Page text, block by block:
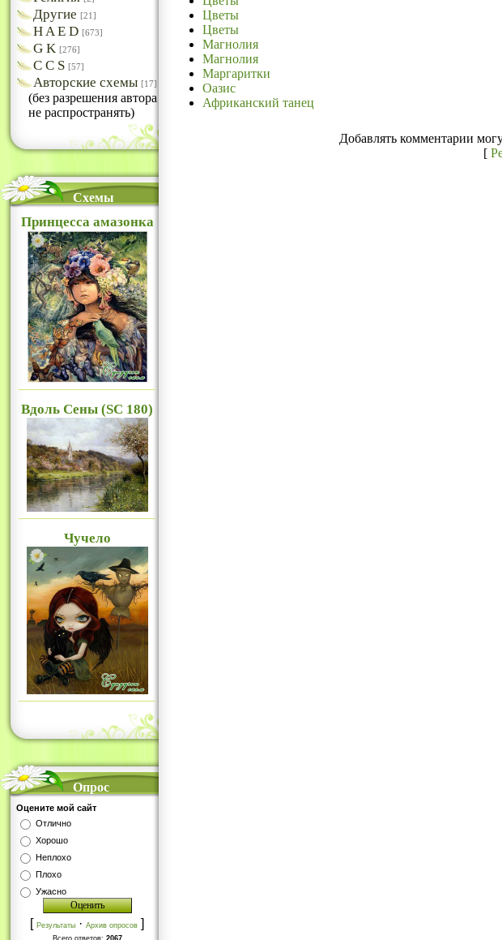
Другие [21]
H A E D [673]
G K [276]
C C S [57]
Авторские схемы [17]
(без разрешения автора
не распространять)
Схемы
Принцесса амазонка
Вдоль Сены (SC 180)
Чучело
Опрос
Оцените мой сайт
Отлично
Хорошо
Неплохо
Плохо
Ужасно
[ Результаты · Архив опросов ]
Всего ответов: 2067
Цветы
Цветы
Магнолия
Магнолия
Маргаритки
Оазис
Африканский танец
Добавлять комментарии
[